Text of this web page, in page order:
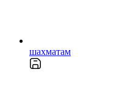
шахматам